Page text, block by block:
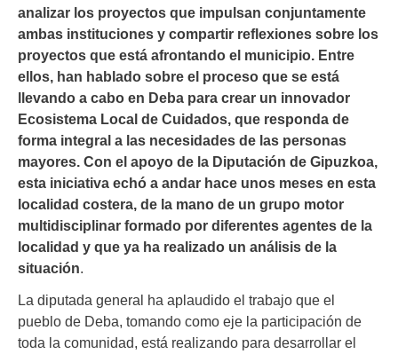
analizar los proyectos que impulsan conjuntamente
ambas instituciones y compartir reflexiones sobre los
proyectos que está afrontando el municipio. Entre
ellos, han hablado sobre el proceso que se está
llevando a cabo en Deba para crear un innovador
Ecosistema Local de Cuidados, que responda de
forma integral a las necesidades de las personas
mayores. Con el apoyo de la Diputación de Gipuzkoa,
esta iniciativa echó a andar hace unos meses en esta
localidad costera, de la mano de un grupo motor
multidisciplinar formado por diferentes agentes de la
localidad y que ya ha realizado un análisis de la
situación.
La diputada general ha aplaudido el trabajo que el
pueblo de Deba, tomando como eje la participación de
toda la comunidad, está realizando para desarrollar el